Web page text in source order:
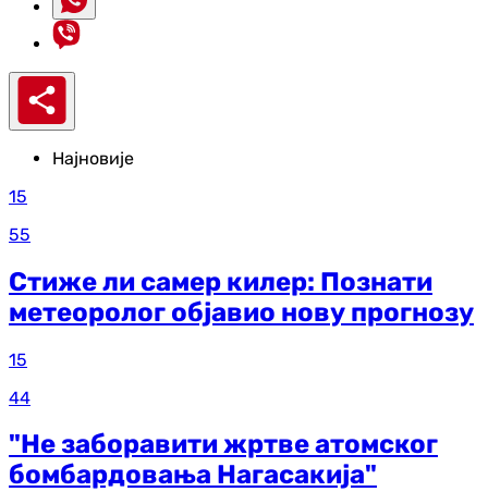
Најновије
15
55
Стиже ли самер килер: Познати
метеоролог објавио нову прогнозу
15
44
"Не заборавити жртве атомског
бомбардовања Нагасакија"